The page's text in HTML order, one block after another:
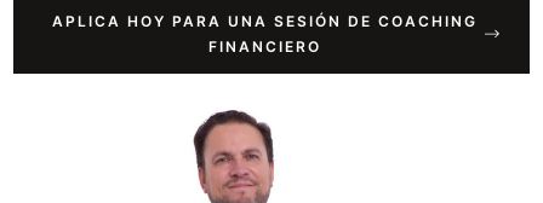
APLICA HOY PARA UNA SESIÓN DE COACHING
FINANCIERO